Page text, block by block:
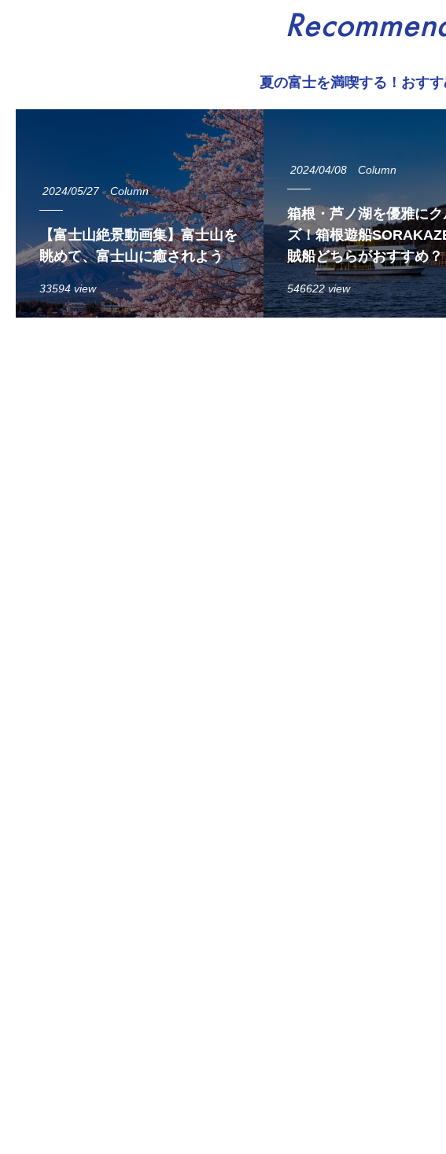
夏の富士を満喫する！おす
2024/05/27 Column
【富士山絶景動画集】富士山を
眺めて、富士山に癒されよう
33594 view
2024/04/08 Column
箱根・芦ノ湖を優雅にク
ズ！箱根遊船
賊船どちらがおすすめ？
546622 view